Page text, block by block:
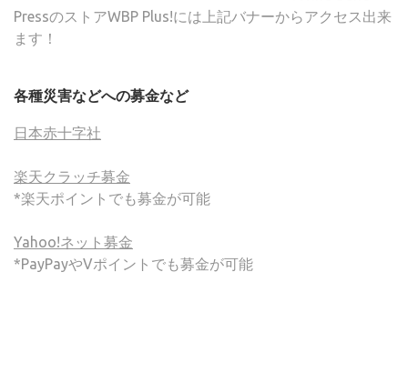
PressのストアWBP Plus!には上記バナーからアクセス出来
ます！
各種災害などへの募金など
日本赤十字社
楽天クラッチ募金
*楽天ポイントでも募金が可能
Yahoo!ネット募金
*PayPayやVポイントでも募金が可能